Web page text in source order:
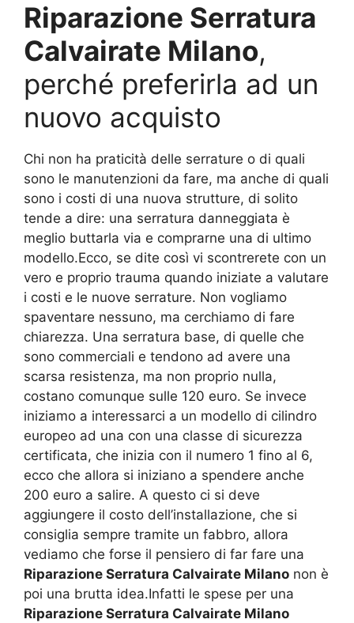
Riparazione Serratura
Calvairate Milano,
perché preferirla ad un
nuovo acquisto
Chi non ha praticità delle serrature o di quali
sono le manutenzioni da fare, ma anche di quali
sono i costi di una nuova strutture, di solito
tende a dire: una serratura danneggiata è
meglio buttarla via e comprarne una di ultimo
modello.Ecco, se dite così vi scontrerete con un
vero e proprio trauma quando iniziate a valutare
i costi e le nuove serrature. Non vogliamo
spaventare nessuno, ma cerchiamo di fare
chiarezza. Una serratura base, di quelle che
sono commerciali e tendono ad avere una
scarsa resistenza, ma non proprio nulla,
costano comunque sulle 120 euro. Se invece
iniziamo a interessarci a un modello di cilindro
europeo ad una con una classe di sicurezza
certificata, che inizia con il numero 1 fino al 6,
ecco che allora si iniziano a spendere anche
200 euro a salire. A questo ci si deve
aggiungere il costo dell’installazione, che si
consiglia sempre tramite un fabbro, allora
vediamo che forse il pensiero di far fare una
Riparazione Serratura Calvairate Milano non è
poi una brutta idea.Infatti le spese per una
Riparazione Serratura Calvairate Milano